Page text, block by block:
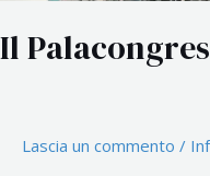
Il
Lascia un commento /